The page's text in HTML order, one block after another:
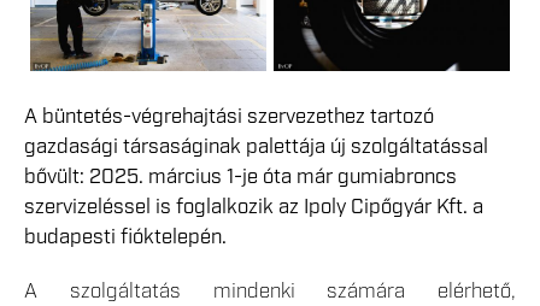
A büntetés-végrehajtási szervezethez tartozó
gazdasági társaságinak palettája új szolgáltatással
bővült: 2025. március 1-je óta már gumiabroncs
szervizeléssel is foglalkozik az Ipoly Cipőgyár Kft. a
budapesti fióktelepén.
A szolgáltatás mindenki számára elérhető,